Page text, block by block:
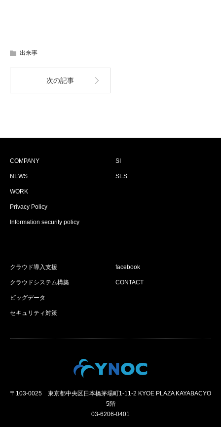
出来事
次の記事
COMPANY
NEWS
WORK
Privacy Policy
Information security policy
SI
SES
クラウド導入支援
クラウドシステム構築
ビッグデータ
セキュリティ対策
facebook
CONTACT
〒103-0025 東京都中央区日本橋茅場町1-11-2 KYOE PLAZA KAYABACYO
5階
03-6206-0401